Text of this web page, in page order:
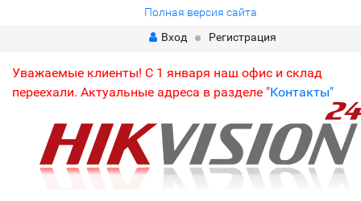
Полная версия сайта
Вход
Регистрация
Уважаемые клиенты! С 1 января наш офис и склад
переехали. Актуальные адреса в разделе "Контакты"